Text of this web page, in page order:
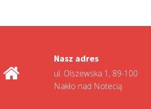
Nasz adres
ul. Olszewska 1, 89-100
Nakło nad Notecią